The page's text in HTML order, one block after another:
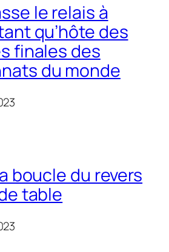
le relais à
qu’hôte des
finales des
du monde
boucle du revers
table